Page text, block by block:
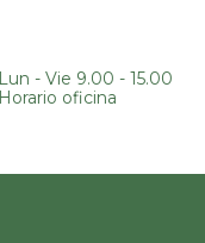
Lun - Vie 9.00 - 15.00
Horario oficina